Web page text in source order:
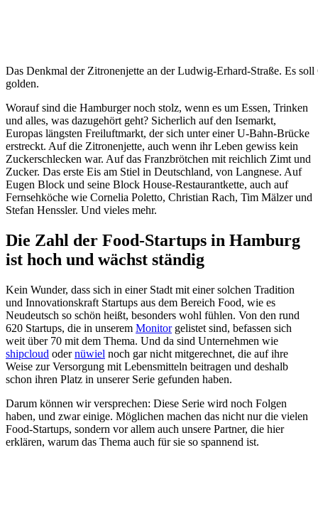
Das Denkmal der Zitronenjette an der Ludwig-Erhard-Straße. Es
golden.
Worauf sind die Hamburger noch stolz, wenn es um Essen, Trinken
und alles, was dazugehört geht? Sicherlich auf den Isemarkt,
Europas längsten Freiluftmarkt, der sich unter einer U-Bahn-Brücke
erstreckt. Auf die Zitronenjette, auch wenn ihr Leben gewiss kein
Zuckerschlecken war. Auf das Franzbrötchen mit reichlich Zimt und
Zucker. Das erste Eis am Stiel in Deutschland, von Langnese. Auf
Eugen Block und seine Block House-Restaurantkette, auch auf
Fernsehköche wie Cornelia Poletto, Christian Rach, Tim Mälzer und
Stefan Henssler. Und vieles mehr.
Die Zahl der Food-Startups in Hamburg
ist hoch und wächst ständig
Kein Wunder, dass sich in einer Stadt mit einer solchen Tradition
und Innovationskraft Startups aus dem Bereich Food, wie es
Neudeutsch so schön heißt, besonders wohl fühlen. Von den rund
620 Startups, die in unserem Monitorgelistet sind, befassen sich
weit über 70 mit dem Thema. Und da sind Unternehmen wie
shipcloud odernüwiel noch gar nicht mitgerechnet, die auf ihre
Weise zur Versorgung mit Lebensmitteln beitragen und deshalb
schon ihren Platz in unserer Serie gefunden haben.
Darum können wir versprechen: Diese Serie wird noch Folgen
haben, und zwar einige. Möglichen machen das nicht nur die vielen
Food-Startups, sondern vor allem auch unsere Partner, die hier
erklären, warum das Thema auch für sie so spannend ist.